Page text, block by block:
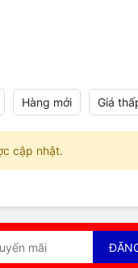
Hàng mới Giá
cập nhật.